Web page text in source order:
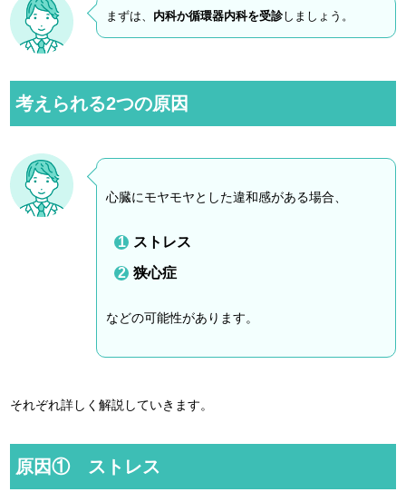
まずは、 内科か循環器内科を受診しましょう。
考えられる2つの原因
心臓にモヤモヤとした違和感がある場合、
ストレス
狭心症
などの可能性があります。
それぞれ詳しく解説していきます。
原因① ストレス